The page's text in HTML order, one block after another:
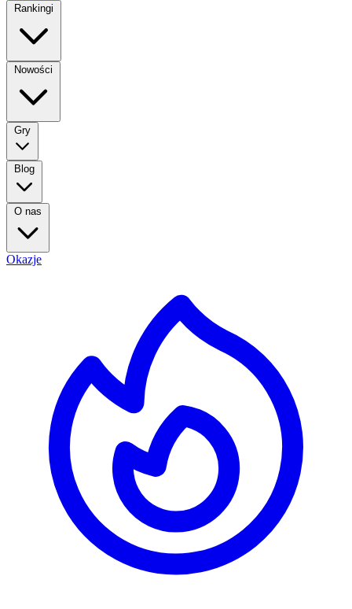
Rankingi
Nowości
Gry
Blog
O nas
Okazje